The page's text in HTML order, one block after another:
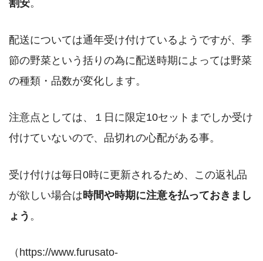
割安。
配送については通年受け付けているようですが、季
節の野菜という括りの為に配送時期によっては野菜
の種類・品数が変化します。
注意点としては、１日に限定10セットまでしか受け
付けていないので、品切れの心配がある事。
受け付けは毎日0時に更新されるため、この返礼品
が欲しい場合は時間や時期に注意を払っておきまし
ょう 。
（https://www.furusato-